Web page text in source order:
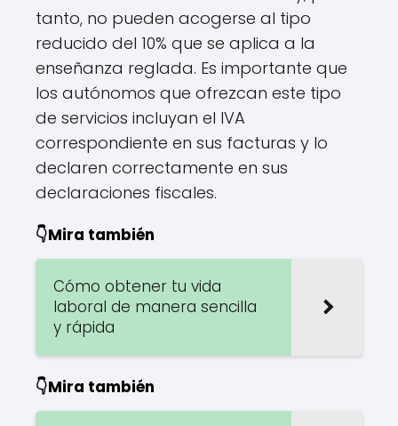
tanto, no pueden acogerse al tipo
reducido del 10% que se aplica a la
enseñanza reglada. Es importante que
los autónomos que ofrezcan este tipo
de servicios incluyan el IVA
correspondiente en sus facturas y lo
declaren correctamente en sus
declaraciones fiscales.
👇Mira también
Cómo obtener tu vida
laboral de manera sencilla
y rápida
👇Mira también